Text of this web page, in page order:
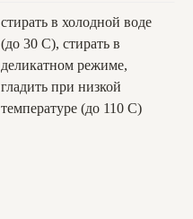
стирать в холодной воде
(до 30 C), стирать в
деликатном режиме,
гладить при низкой
температуре (до 110 С)